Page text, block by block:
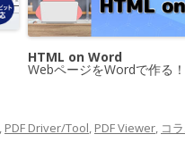
HTML on Word
WebページをWordで作る！
, PDF Driver/Tool, PDF Viewer, コ